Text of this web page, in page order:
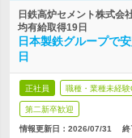
日鉄高炉セメント株式会
均有給取得19日
日本製鉄グループで
日
正社員 職種・業種未経験
第二新卒歓迎
情報更新日：2026/07/31 終